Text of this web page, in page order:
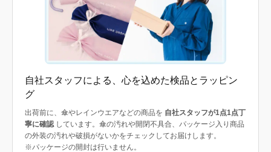
自社スタッフによる、心を込めた検品とラッピン
グ
出荷前に、傘やレインウエアなどの商品を 自社スタッフが1点1点丁
寧に確認しています。傘の汚れや開閉不具合、パッケージ入り商品
の外装の汚れや破損がないかをチェックしてお届けします。
※パッケージの開封は行いません。